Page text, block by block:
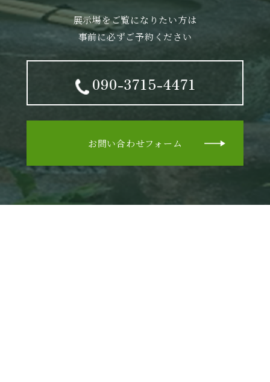
展示場をご覧になりたい方は
事前に必ずご予約ください
090-3715-4471
お問い合わせフォーム